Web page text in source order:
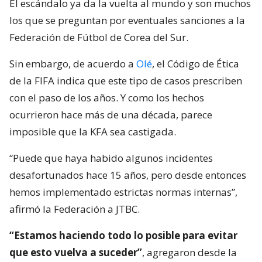
El escándalo ya da la vuelta al mundo y son muchos
los que se preguntan por eventuales sanciones a la
Federación de Fútbol de Corea del Sur.
Sin embargo, de acuerdo a Olé, el Código de Ética
de la FIFA indica que este tipo de casos prescriben
con el paso de los años. Y como los hechos
ocurrieron hace más de una década, parece
imposible que la KFA sea castigada.
“Puede que haya habido algunos incidentes
desafortunados hace 15 años, pero desde entonces
hemos implementado estrictas normas internas”,
afirmó la Federación a JTBC.
“Estamos haciendo todo lo posible para evitar
que esto vuelva a suceder”, agregaron desde la